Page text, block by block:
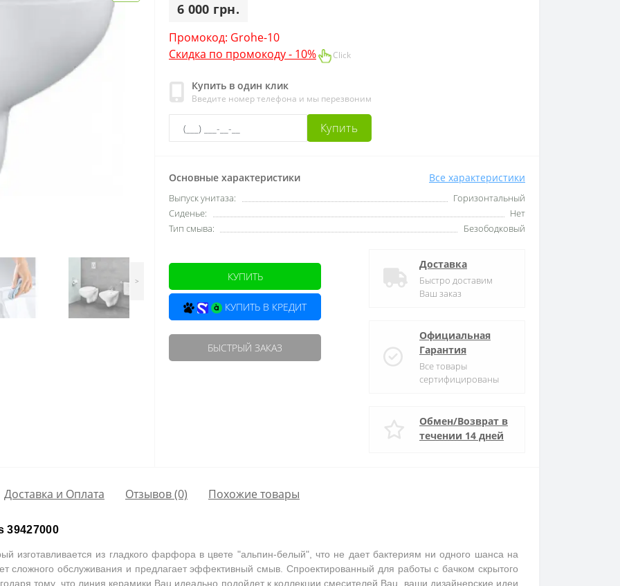
>
6 000 грн.
Промокод: Grohe-10
Скидка по промокоду - 10%
Click
Купить в один клик
Введите номер телефона и мы перезвоним
Купить
Основные характеристики Все характеристики
Выпуск унитаза:
Горизонтальный
Сиденье:
Нет
Тип смыва:
Безободковый
КУПИТЬ
КУПИТЬ В КРЕДИТ
БЫСТРЫЙ ЗАКАЗ
Доставка
Быстро доставим
Ваш заказ
Официальная
Гарантия
Все товары
сертифицированы
Обмен/Возврат в
течении 14 дней
Доставка и Оплата Отзывов (0) Похожие товары
39427000
изготавливается из гладкого фарфора в цвете "альпин-белый", что не дает бактериям ни одного шанса на
сложного обслуживания и предлагает эффективный смыв. Спроектированный для работы с бачком скрытого
тому, что линия керамики Bau идеально подойдет к коллекции смесителей Bau, ваши дизайнерские идеи